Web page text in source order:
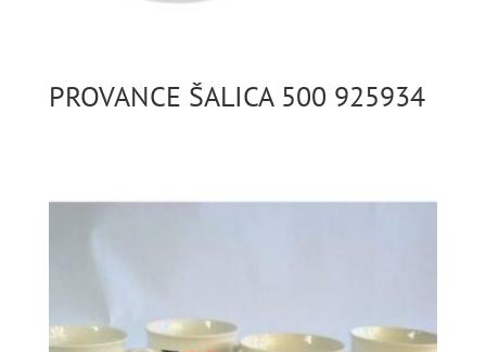
PROVANCE ŠALICA 500 925934